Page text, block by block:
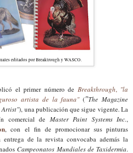
editados por Breaktrough y WASCO.
el primer número de Breakthrough, "la
artista de la fauna"("The Magazine
Artist"), una publicación que sigue vigente. La
comercial de Master Paint Systems Inc.,
, con el fin de promocionar sus pinturas
de la revista convocaba además la
Campeonatos Mundiales de Taxidermia.